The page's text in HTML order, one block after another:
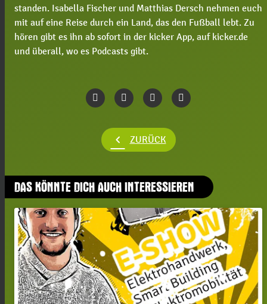
standen. Isabella Fischer und Matthias Dersch nehmen euch
mit auf eine Reise durch ein Land, das den Fußball lebt. Zu
hören gibt es ihn ab sofort in der kicker App, auf kicker.de
und überall, wo es Podcasts gibt.
chevron_left ZURÜCK
DAS KÖNNTE DICH AUCH INTERESSIEREN